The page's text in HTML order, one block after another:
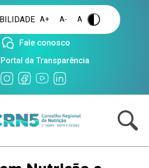
A+ A- A .
Fale conosco
Portal da Transparência